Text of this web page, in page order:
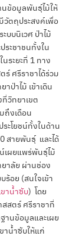
นข้อมูลพันธ์ุไม้ให้
วัตถุประสงค์เพื่อ
บนิเวศ ป่าไม้
ระชาชนทั้งใน
ระยะที่ 1 ทาง
ศรีราชาได้ร่วม
ป่าไม้ เข้าเดิน
วิทยาเขต
ถึงเดือน
โยชน์ทั้งในด้าน
สายพันธ์ุ และได้
เผยแพร่พันธ์ุไม้
าลัย ผ่านช่อง
ร้อย (สนใจเข้า
าน้ำซับ) โดย
สตร์ ศรีราชาที่
านข้อมูลและเผย
น้ำซับให้แก่